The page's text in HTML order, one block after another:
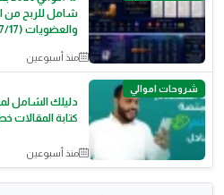
شامل للربح من
والعضويات (2026/7/17)
منذ أسبوعين
شروحات اموالي
كتابة المقالات
منذ أسبوعين